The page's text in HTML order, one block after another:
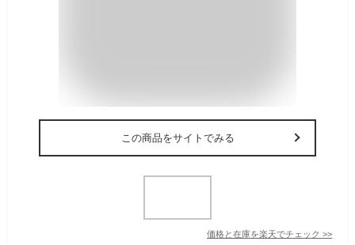
この商品をサイトでみる
価格と在庫を楽天でチェック >>